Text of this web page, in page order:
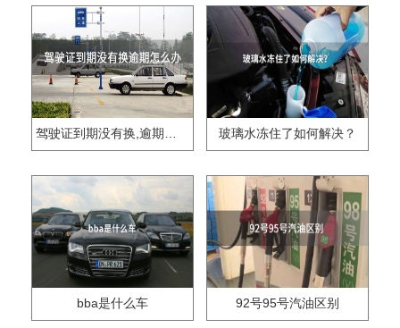
驾驶证到期没有换,逾期怎么办?? 玻璃水冻住了如何解决？
bba是什么车 92号95号汽油区别